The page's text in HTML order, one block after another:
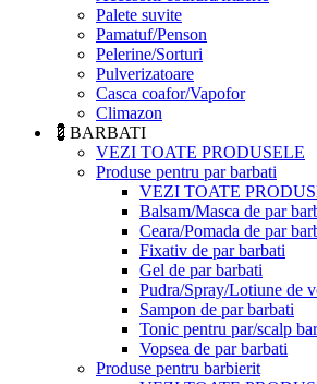
Palete suvite
Pamatuf/Penson
Pelerine/Sorturi
Pulverizatoare
Casca coafor/Vapofor
Climazon
💈BARBATI
VEZI TOATE PRODUSELE
Produse pentru par barbati
VEZI TOATE
Balsam/Masca de par
Ceara/Pomada de par
Fixativ de par barbati
Gel de par barbati
Pudra/Spray/Lotiune de
Sampon de par barbati
Tonic pentru par/scalp
Vopsea de par barbati
Produse pentru barbierit